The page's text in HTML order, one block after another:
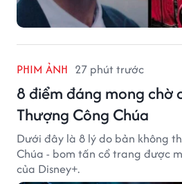
PHIM ẢNH 27 phút trước
8 điểm đáng mong chờ
Thượng Công Chúa
Dưới đây là 8 lý do bản không
Chúa - bom tấn cổ trang được
của Disney+.